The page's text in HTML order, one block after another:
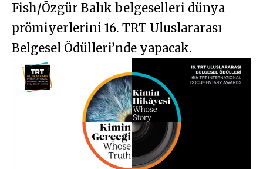
Fish/Özgür Balık belgeselleri dünya
prömiyerlerini 16. TRT Uluslararası
Belgesel Ödülleri’nde yapacak.